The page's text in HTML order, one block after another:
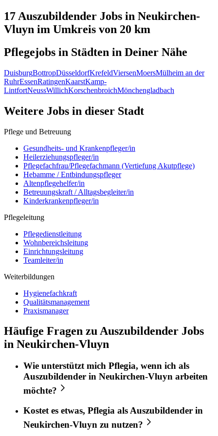
17 Auszubildender Jobs in Neukirchen-
Vluyn im Umkreis von 20 km
Pflegejobs in Städten in Deiner Nähe
DuisburgBottropDüsseldorfKrefeldViersenMoersMülheim an der
RuhrEssenRatingenKaarstKamp-
LintfortNeussWillichKorschenbroichMönchengladbach
Weitere Jobs in dieser Stadt
Pflege und Betreuung
Gesundheits- und Krankenpfleger/in
Heilerziehungspfleger/in
Pflegefachfrau/Pflegefachmann (Vertiefung Akutpflege)
Hebamme / Entbindungspfleger
Altenpflegehelfer/in
Betreuungskraft / Alltagsbegleiter/in
Kinderkrankenpfleger/in
Pflegeleitung
Pflegedienstleitung
Wohnbereichsleitung
Einrichtungsleitung
Teamleiter/in
Weiterbildungen
Hygienefachkraft
Qualitätsmanagement
Praxismanager
Häufige Fragen zu Auszubildender Jobs
in Neukirchen-Vluyn
Wie unterstützt mich Pflegia, wenn ich als
Auszubildender in Neukirchen-Vluyn arbeiten
möchte?
Kostet es etwas, Pflegia als Auszubildender in
Neukirchen-Vluyn zu nutzen?